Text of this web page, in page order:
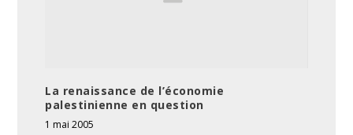
La renaissance de l’économie
palestinienne en question
1 mai 2005